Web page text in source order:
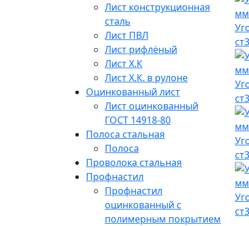
Лист конструкционная
сталь
Лист ПВЛ
Лист рифлёный
Лист Х.К
Лист Х.К. в рулоне
Оцинкованный лист
Лист оцинкованный
ГОСТ 14918-80
Полоса стальная
Полоса
Проволока стальная
Профнастил
Профнастил
оцинкованный с
полимерным покрытием
ст3
ст3
ст3
ст3